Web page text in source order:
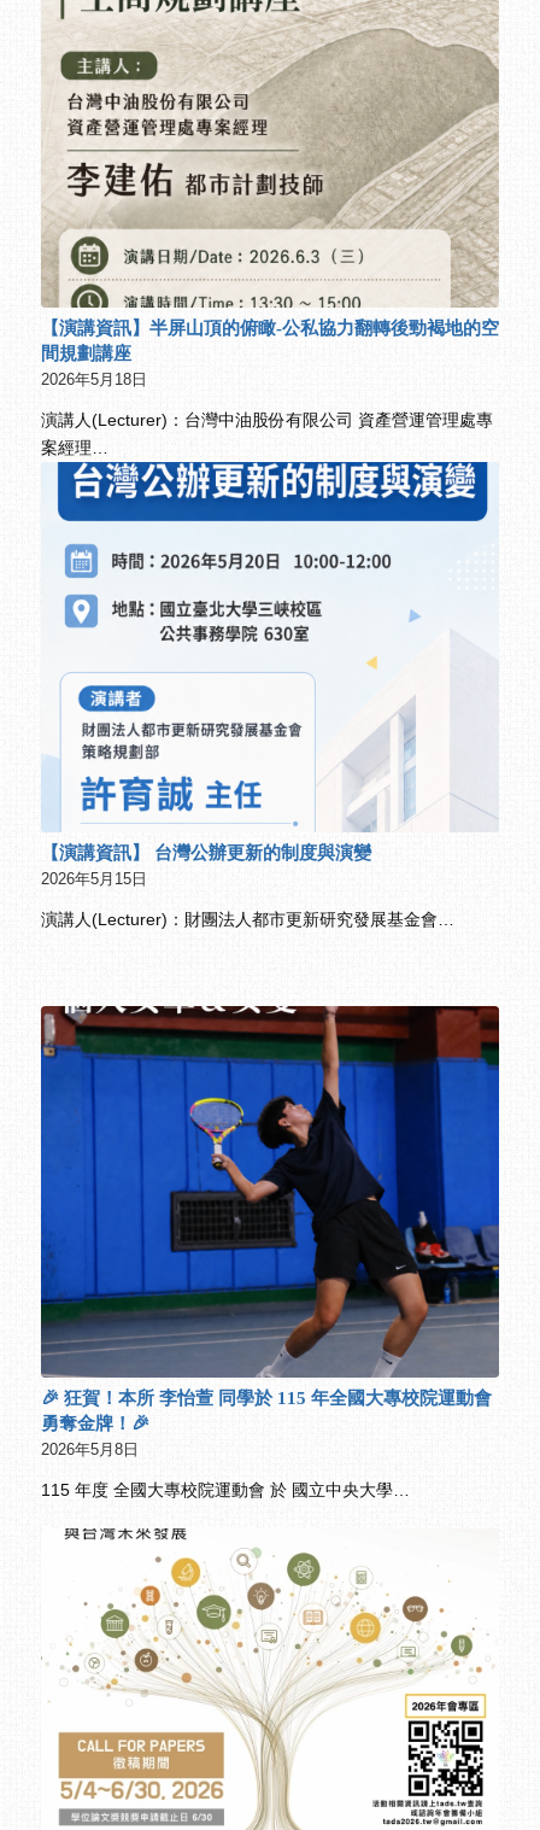
【演講資訊】半屏山頂的俯瞰-公私協力翻轉後勁褐地的空
間規劃講座
2026年5月18日
演講人(Lecturer)：台灣中油股份有限公司 資產營運管理處專
案經理…
【演講資訊】 台灣公辦更新的制度與演變
2026年5月15日
演講人(Lecturer)：財團法人都市更新研究發展基金會…
🎉 狂賀！本所 李怡萱 同學於 115 年全國大專校院運動會
勇奪金牌！🎉
2026年5月8日
115 年度 全國大專校院運動會 於 國立中央大學…